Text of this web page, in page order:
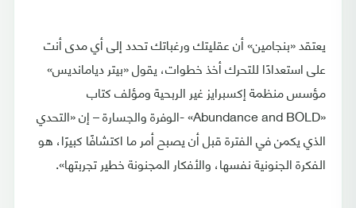
يعتقد «بنجامين» أن عقليتك ورغباتك تحدد إلى أي مدى أنت
على استعدادًا للتحرك أخذ خطوات، يقول «بيتر ديامانديس»
مؤسس منظمة إكسبرايز غير الربحية ومؤلف كتاب
«Abundance and BOLD» -الوفرة والجسارة – إن «التحدي
الذي يكمن في الفترة قبل أن يصبح أمر ما اكتشافًا كبيرًا، هو
الفكرة الجنونية نفسها، والأفكار المجنونة خطير تجربتها».